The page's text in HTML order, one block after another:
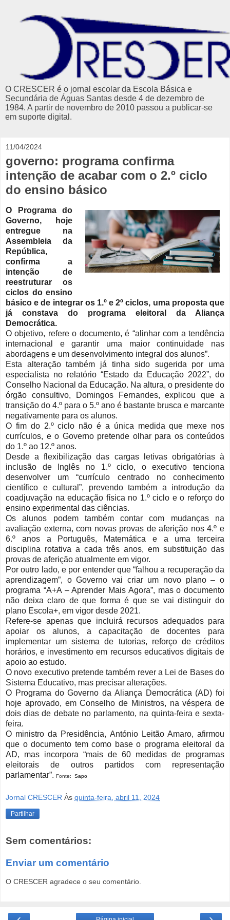
O CRESCER é o jornal escolar da Escola Básica e
Secundária de Águas Santas desde 4 de dezembro de
1984. A partir de novembro de 2010 passou a publicar-se
em suporte digital.
11/04/2024
governo: programa confirma
intenção de acabar com o 2.º ciclo
do ensino básico
O Programa do
Governo, hoje
entregue na
Assembleia da
República,
confirma a
intenção de
reestruturar os
ciclos do ensino
básico e de integrar os 1.º e 2º ciclos, uma proposta que
já constava do programa eleitoral da Aliança
Democrática.
O objetivo, refere o documento, é “alinhar com a tendência
internacional e garantir uma maior continuidade nas
abordagens e um desenvolvimento integral dos alunos”.
Esta alteração também já tinha sido sugerida por uma
especialista no relatório “Estado da Educação 2022”, do
Conselho Nacional da Educação. Na altura, o presidente do
órgão consultivo, Domingos Fernandes, explicou que a
transição do 4.º para o 5.º ano é bastante brusca e marcante
negativamente para os alunos.
O fim do 2.º ciclo não é a única medida que mexe nos
currículos, e o Governo pretende olhar para os conteúdos
do 1.º ao 12.º anos.
Desde a flexibilização das cargas letivas obrigatórias à
inclusão de Inglês no 1.º ciclo, o executivo tenciona
desenvolver um “currículo centrado no conhecimento
científico e cultural”, prevendo também a introdução da
coadjuvação na educação física no 1.º ciclo e o reforço do
ensino experimental das ciências.
Os alunos podem também contar com mudanças na
avaliação externa, com novas provas de aferição nos 4.º e
6.º anos a Português, Matemática e a uma terceira
disciplina rotativa a cada três anos, em substituição das
provas de aferição atualmente em vigor.
Por outro lado, e por entender que “falhou a recuperação da
aprendizagem”, o Governo vai criar um novo plano – o
programa “A+A – Aprender Mais Agora”, mas o documento
não deixa claro de que forma é que se vai distinguir do
plano Escola+, em vigor desde 2021.
Refere-se apenas que incluirá recursos adequados para
apoiar os alunos, a capacitação de docentes para
implementar um sistema de tutorias, reforço de créditos
horários, e investimento em recursos educativos digitais de
apoio ao estudo.
O novo executivo pretende também rever a Lei de Bases do
Sistema Educativo, mas precisar alterações.
O Programa do Governo da Aliança Democrática (AD) foi
hoje aprovado, em Conselho de Ministros, na véspera de
dois dias de debate no parlamento, na quinta-feira e sexta-
feira.
O ministro da Presidência, António Leitão Amaro, afirmou
que o documento tem como base o programa eleitoral da
AD, mas incorpora “mais de 60 medidas de programas
eleitorais de outros partidos com representação
parlamentar”. Fonte: Sapo
Jornal CRESCER Às quinta-feira, abril 11, 2024
Partilhar
Sem comentários:
Enviar um comentário
O CRESCER agradece o seu comentário.